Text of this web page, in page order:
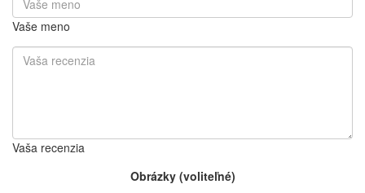
Vaše meno
Vaša recenzia
Obrázky (voliteľné)